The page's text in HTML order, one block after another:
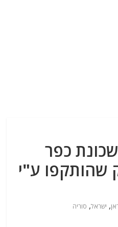
כפר
ע"י
, ישראל, סוריה